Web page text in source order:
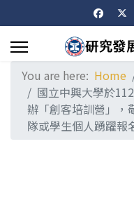
You are here: Home
國立中興大學於
辦「創客培訓營」，
隊或學生個人踴躍報